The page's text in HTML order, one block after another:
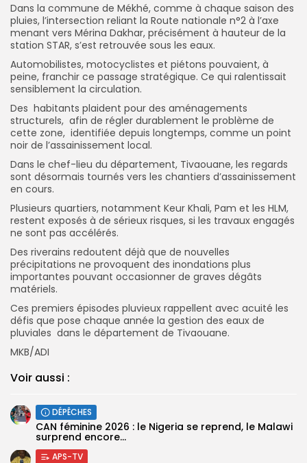
Dans la commune de Mékhé, comme à chaque saison des
pluies, l’intersection reliant la Route nationale n°2 à l’axe
menant vers Mérina Dakhar, précisément à hauteur de la
station STAR, s’est retrouvée sous les eaux.
Automobilistes, motocyclistes et piétons pouvaient, à
peine, franchir ce passage stratégique. Ce qui ralentissait
sensiblement la circulation.
Des habitants plaident pour des aménagements
structurels, afin de régler durablement le problème de
cette zone, identifiée depuis longtemps, comme un point
noir de l’assainissement local.
Dans le chef-lieu du département, Tivaouane, les regards
sont désormais tournés vers les chantiers d’assainissement
en cours.
Plusieurs quartiers, notamment Keur Khali, Pam et les HLM,
restent exposés à de sérieux risques, si les travaux engagés
ne sont pas accélérés.
Des riverains redoutent déjà que de nouvelles
précipitations ne provoquent des inondations plus
importantes pouvant occasionner de graves dégâts
matériels.
Ces premiers épisodes pluvieux rappellent avec acuité les
défis que pose chaque année la gestion des eaux de
pluviales dans le département de Tivaouane.
MKB/ADI
Voir aussi :
DÉPÊCHES
‎CAN féminine 2026 : le Nigeria se reprend, le Malawi
surprend encore...
APS-TV